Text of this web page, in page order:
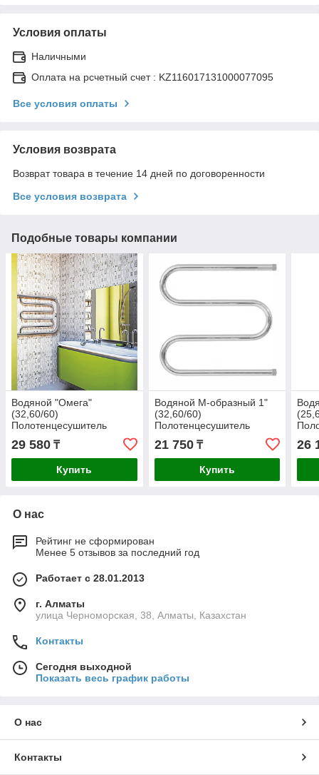
Условия оплаты
Наличными
Оплата на рсчетный счет : KZ116017131000077095
Все условия оплаты
Условия возврата
Возврат товара в течение 14 дней по договоренности
Все условия возврата
Подобные товары компании
Водяной "Омега"
(32,60/60)
Полотенцесушитель
29 580 ₸
Купить
Водяной М-образный 1"
(32,60/60)
Полотенцесушитель
21 750₸
Купить
26
О нас
Рейтинг не сформирован
Менее 5 отзывов за последний год
Работает с 28.01.2013
г. Алматы
улица Черноморская, 38, Алматы, Казахстан
Контакты
Сегодня выходной
Показать весь график работы
О нас
Контакты